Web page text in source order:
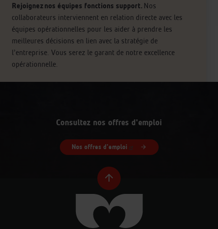
Rejoignez nos équipes fonctions support. Nos
collaborateurs interviennent en relation directe avec les
équipes opérationnelles pour les aider à prendre les
meilleures décisions en lien avec la stratégie de
l’entreprise. Vous serez le garant de notre excellence
opérationnelle.
Consultez nos offres d'emploi
Nos offres d'emploi